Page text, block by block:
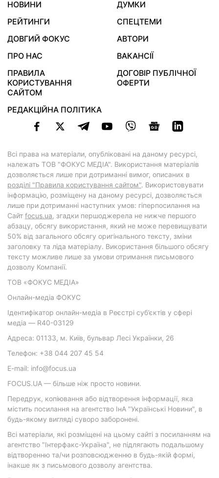
НОВИНИ
ДУМКИ
РЕЙТИНГИ
СПЕЦТЕМИ
ДОВГИЙ ФОКУС
АВТОРИ
ПРО НАС
ВАКАНСІЇ
ПРАВИЛА
КОРИСТУВАННЯ
САЙТОМ
ДОГОВІР ПУБЛІЧНОЇ
ОФЕРТИ
РЕДАКЦІЙНА ПОЛІТИКА
Всі права на матеріали, опубліковані на даному ресурсі,
належать ТОВ "ФОКУС МЕДІА". Використання матеріалів
дозволяється лише при дотриманні вимог, описаних в
розділі "Правила користування сайтом". Використовувати
інформацію, розміщену на даному ресурсі, дозволяється
лише при дотриманні наступних умов: гіперпосилання на
Cайт focus.ua, згадки першоджерела не нижче першого
абзацу, обсягу використання, який не може перевищувати
50% від загального обсягу оригінального тексту, зміни
заголовку та ліда матеріалу. Використання більшого обсягу
тексту можливе лише за умови отримання письмового
дозволу Компанії.
ТОВ «ФОКУС МЕДІА»
Онлайн-медіа ФОКУС
Ідентифікатор онлайн-медіа в Реєстрі суб’єктів у сфері
медіа — R40-03129
Адреса: 01133, м. Київ, бульвар Лесі Українки, 26
Телефон: +38 044 207 45 54
E-mail: info@focus.ua
FOCUS.UA — більше ніж просто новини.
Передрук, копіювання або відтворення інформації, яка
містить посилання на агентство ІнА "Українські Новини", в
будь-якому вигляді суворо заборонені.
Всі матеріали, які розміщені на цьому сайті з посиланням на
агентство "Інтерфакс-Україна", не підлягають подальшому
відтворенню та/чи розповсюдженню в будь-якій формі,
інакше як з письмового дозволу агентства.